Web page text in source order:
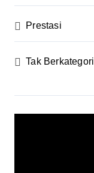
Prestasi
Tak Berkategori